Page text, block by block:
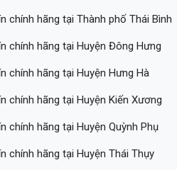
chính hãng tại Thành phố Thái Bình
chính hãng tại Huyện Đông Hưng
chính hãng tại Huyện Hưng Hà
chính hãng tại Huyện Kiến Xương
chính hãng tại Huyện Quỳnh Phụ
chính hãng tại Huyện Thái Thụy